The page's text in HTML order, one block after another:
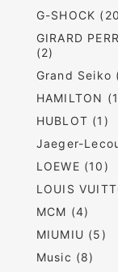
G-SHOCK
GIRARD
(2)
Grand Seiko
HAMILTON
HUBLOT (1)
Jaeger-
LOEWE (10)
LOUIS
MCM (4)
MIUMIU (5)
Music (8)